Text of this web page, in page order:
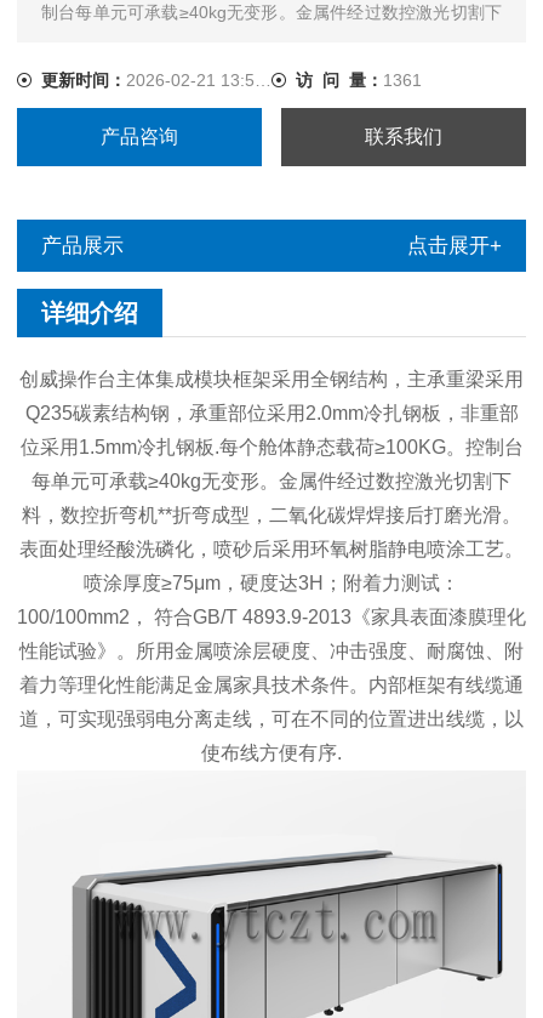
制台每单元可承载≥40kg无变形。金属件经过数控激光切割下
面处理经酸洗磷化，喷砂后采用环氧树脂静电喷...
更新时间： 2026-02-21 13:55:40 访 问 量： 1361
产品咨询 联系我们
产品展示 点击展开+
详细介绍
创威操作台主体集成模块框架采用全钢结构，主承重梁采用
Q235碳素结构钢，承重部位采用2.0mm冷扎钢板，非重部
位采用1.5mm冷扎钢板.每个舱体静态载荷≥100KG。控制台
每单元可承载≥40kg无变形。金属件经过数控激光切割下
料，数控折弯机**折弯成型，二氧化碳焊焊接后打磨光滑。
表面处理经酸洗磷化，喷砂后采用环氧树脂静电喷涂工艺。
喷涂厚度≥75μm，硬度达3H；附着力测试：
100/100mm2， 符合GB/T 4893.9-2013《家具表面漆膜理化
性能试验》。所用金属喷涂层硬度、冲击强度、耐腐蚀、附
着力等理化性能满足金属家具技术条件。内部框架有线缆通
道，可实现强弱电分离走线，可在不同的位置进出线缆，以
使布线方便有序.